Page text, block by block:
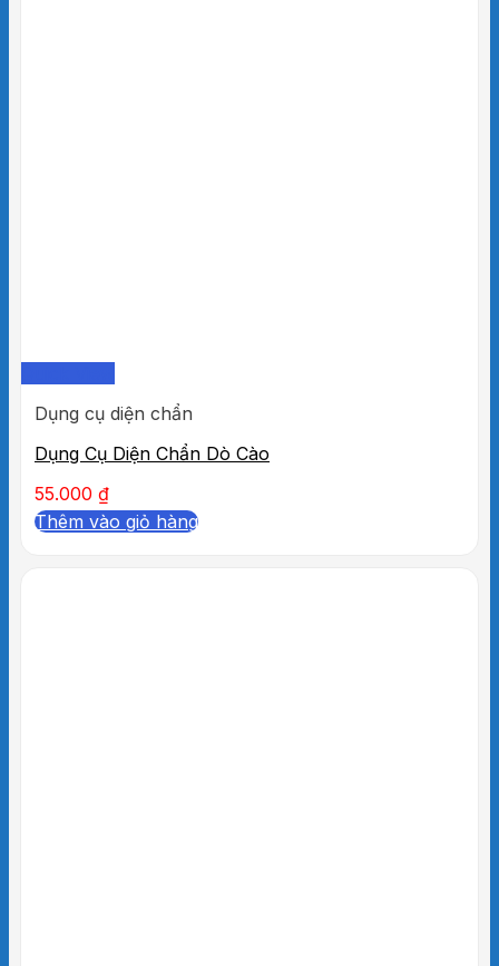
Dụng cụ diện chẩn
Dụng Cụ Diện Chẩn Dò Cào
55.000 ₫
Thêm vào giỏ hàng